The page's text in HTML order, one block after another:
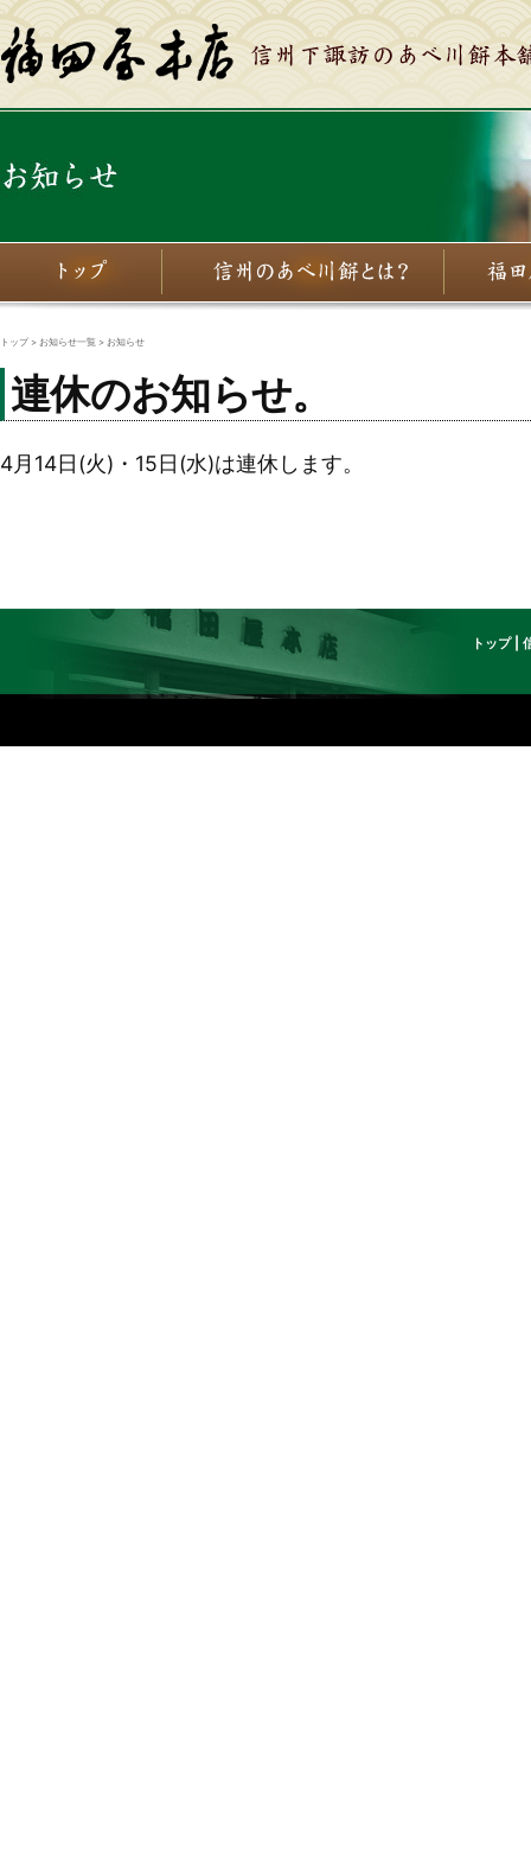
トップ > お知らせ一覧 > お知らせ
連休のお知らせ。
4月14日(火)・15日(水)は連休します。
トップ|